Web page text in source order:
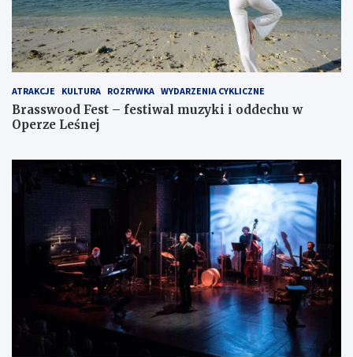
ATRAKCJE KULTURA ROZRYWKA WYDARZENIA CYKLICZNE
Brasswood Fest – festiwal muzyki i oddechu w
Operze Leśnej